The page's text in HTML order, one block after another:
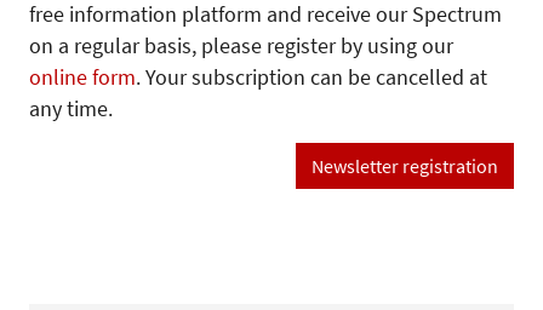
free information platform and receive our Spectrum
on a regular basis, please register by using our
online form. Your subscription can be cancelled at
any time.
Newsletter registration